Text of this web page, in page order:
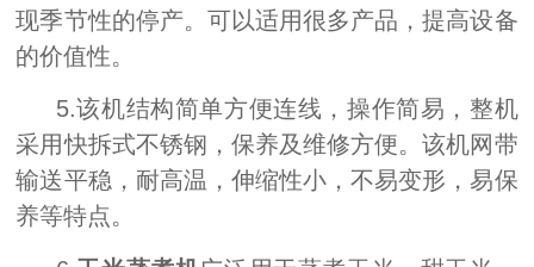
现季节性的停产。可以适用很多产品，提高设备
的价值性。
5.该机结构简单方便连线，操作简易，整机
采用快拆式不锈钢，保养及维修方便。该机网带
输送平稳，耐高温，伸缩性小，不易变形，易保
养等特点。